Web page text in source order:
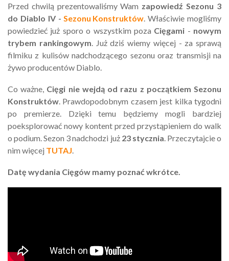
Przed chwilą prezentowaliśmy Wam zapowiedź Sezonu 3
do Diablo IV - Sezonu Konstruktów . Właściwie mogliśmy
powiedzieć już sporo o wszystkim poza Cięgami - nowym
trybem rankingowym . Już dziś wiemy więcej - za sprawą
filmiku z kulisów nadchodzącego sezonu oraz transmisji na
żywo producentów Diablo.
Co ważne, Cięgi nie wejdą od razu z początkiem Sezonu
Konstruktów . Prawdopodobnym czasem jest kilka tygodni
po premierze. Dzięki temu będziemy mogli bardziej
poeksplorować nowy kontent przed przystąpieniem do walk
o podium. Sezon 3 nadchodzi już 23 stycznia . Przeczytajcie o
nim więcej TUTAJ
Datę wydania Cięgów mamy poznać wkrótce.